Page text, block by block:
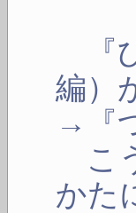
『
編）
→『
こ
かた